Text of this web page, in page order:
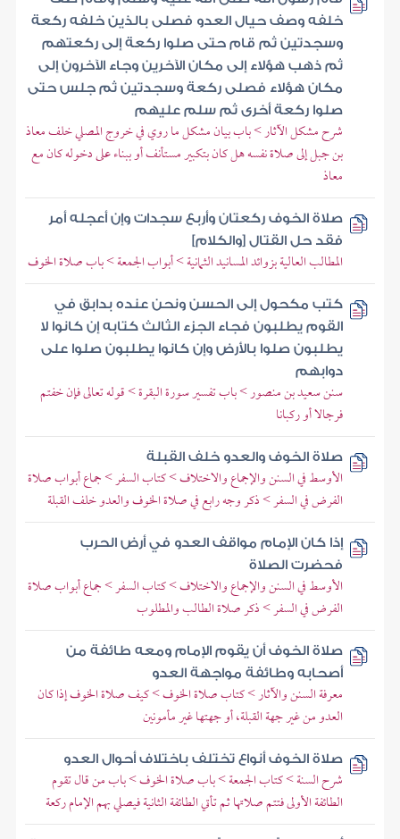
خلفه وصف حيال العدو فصلى بالذين خلفه ركعة
وسجدتين ثم قام حتى صلوا ركعة إلى ركعتهم
ثم ذهب هؤلاء إلى مكان الآخرين وجاء الآخرون إلى
مكان هؤلاء فصلى ركعة وسجدتين ثم جلس حتى
صلوا ركعة أخرى ثم سلم عليهم
شرح مشكل الآثار > باب بيان مشكل ما روي في خروج المصلي خلف معاذ
بن جبل إلى صلاة نفسه هل كان بتكبير مستأنف أو ببناء على دخوله كان مع
معاذ
صلاة الخوف ركعتان وأربع سجدات وإن أعجله أمر
فقد حل القتال [والكلام]
المطالب العالية بزوائد المسانيد الثمانية > أبواب الجمعة > باب صلاة الخوف
كتب مكحول إلى الحسن ونحن عنده بدابق في
القوم يطلبون فجاء الجزء الثالث كتابه إن كانوا لا
يطلبون صلوا بالأرض وإن كانوا يطلبون صلوا على
دوابهم
سنن سعيد بن منصور > باب تفسير سورة البقرة > قوله تعالى فإن خفتم
فرجالا أو ركبانا
صلاة الخوف والعدو خلف القبلة
الأوسط في السنن والإجماع والاختلاف > كتاب السفر > جماع أبواب صلاة
الفرض في السفر > ذكر وجه رابع في صلاة الخوف والعدو خلف القبلة
إذا كان الإمام مواقف العدو في أرض الحرب
فحضرت الصلاة
الأوسط في السنن والإجماع والاختلاف > كتاب السفر > جماع أبواب صلاة
الفرض في السفر > ذكر صلاة الطالب والمطلوب
صلاة الخوف أن يقوم الإمام ومعه طائفة من
أصحابه وطائفة مواجهة العدو
معرفة السنن والآثار > كتاب صلاة الخوف > كيف صلاة الخوف إذا كان
العدو من غير جهة القبلة، أو جهتها غير مأمونين
صلاة الخوف أنواع تختلف باختلاف أحوال العدو
شرح السنة > كتاب الجمعة > باب صلاة الخوف > باب من قال تقوم
الطائفة الأولى فتتم صلاتها ثم تأتي الطائفة الثانية فيصلي بهم الإمام ركعة